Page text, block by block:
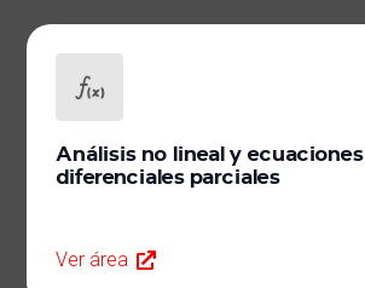
Análisis no lineal y ecuaciones
diferenciales parciales
Ver área